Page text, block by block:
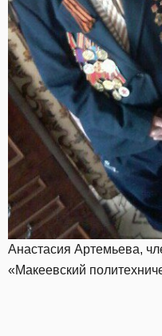
Анастасия Артемьева,
«Макеевский